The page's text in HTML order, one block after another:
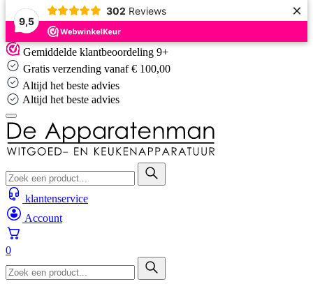
9,5
302 Reviews ×
Skip
to
content
Gemiddelde klantbeoordeling 9+
Gratis verzending vanaf € 100,00
Altijd het beste advies
Altijd het beste advies
klantenservice
Account
0